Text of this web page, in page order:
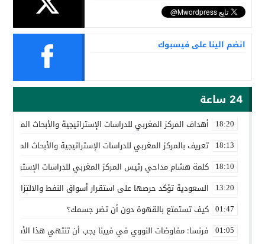
انضم الينا على فيسبوك
24 ساعة
18:20 أهداف المركز المغربي للدراسات الإستراتيجية والأبحاث المتقدمة
18:13 تعريف بالمركز المغربي للدراسات الإستراتيجية والأبحاث
18:10 كلمة هشام مداحي رئيس المركز المغربي للدراسات
13:20 السعودية تؤكد حرصها على استقرار أسواق النفط والالتزام
01:47 كيف تستمتع بالقهوة دون أن تضر جسمك؟
01:05 فرنسا: مفاوضات النووي في فيينا يجب أن تنتهي هذا الأسبوع